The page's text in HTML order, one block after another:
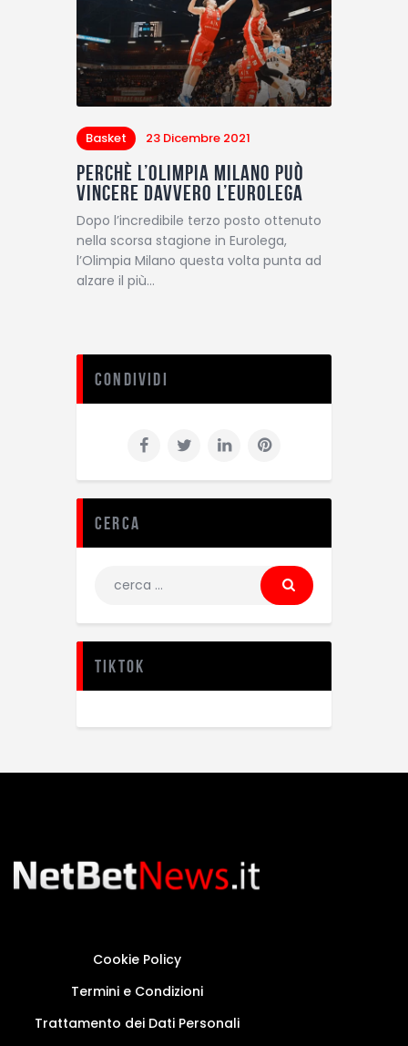
Basket 23 Dicembre 2021
Perchè l’Olimpia Milano può
vincere davvero l’Eurolega
Dopo l’incredibile terzo posto ottenuto
nella scorsa stagione in Eurolega,
l’Olimpia Milano questa volta punta ad
alzare il più…
Condividi
Cerca
TikTok
Cookie Policy
Termini e Condizioni
Trattamento dei Dati Personali